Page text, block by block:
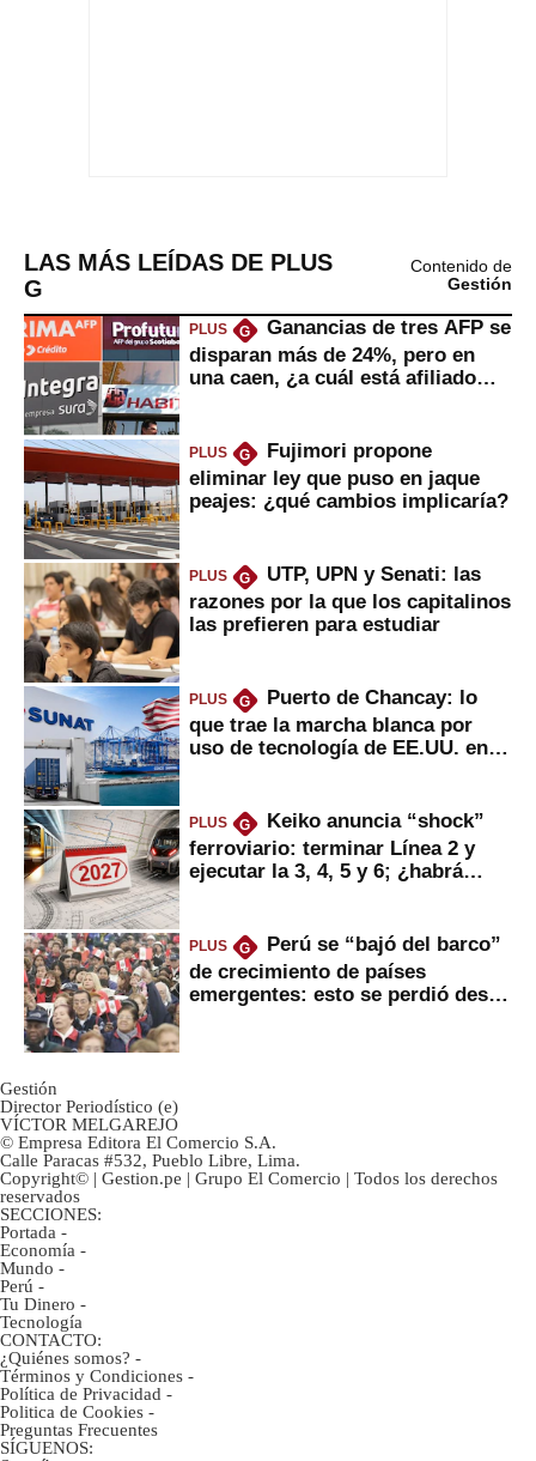
LAS MÁS LEÍDAS DE PLUS
G
Contenido de
Gestión
PLUS G
Ganancias de tres AFP se
disparan más de 24%, pero en
una caen, ¿a cuál está afiliado
PLUS G
Fujimori propone
eliminar ley que puso en jaque
peajes: ¿qué cambios implicaría?
PLUS G
UTP, UPN y Senati: las
razones por la que los capitalinos
las prefieren para estudiar
PLUS G
Puerto de Chancay: lo
que trae la marcha blanca por
uso de tecnología de EE.UU. en
PLUS G
Keiko anuncia “shock”
ferroviario: terminar Línea 2 y
ejecutar la 3, 4, 5 y 6; ¿habrá
PLUS G
Perú se “bajó del barco”
de crecimiento de países
emergentes: esto se perdió desde
Gestión
Director Periodístico (e)
VÍCTOR MELGAREJO
© Empresa Editora El Comercio S.A.
Calle Paracas #532, Pueblo Libre, Lima.
Copyright© | Gestion.pe | Grupo El Comercio | Todos los derechos
reservados
SECCIONES:
Portada -
Economía -
Mundo -
Perú -
Tu Dinero -
Tecnología
CONTACTO:
¿Quiénes somos? -
Términos y Condiciones -
Política de Privacidad -
Politica de Cookies -
Preguntas Frecuentes
SÍGUENOS: